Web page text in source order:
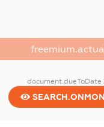
document.dueToDate